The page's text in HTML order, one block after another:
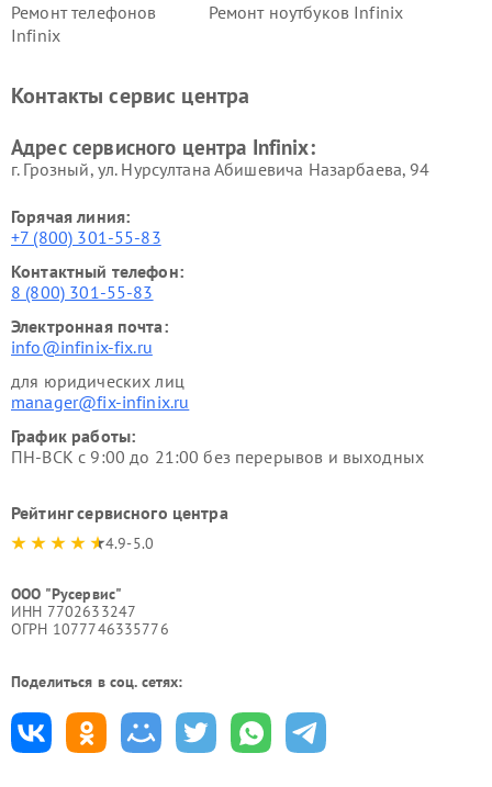
Ремонт телефонов
Infinix
Ремонт ноутбуков Infinix
Контакты сервис центра
Адрес сервисного центра Infinix:
г. Грозный, ул. Нурсултана Абишевича Назарбаева, 94
Горячая линия:
+7 (800) 301-55-83
Контактный телефон:
8 (800) 301-55-83
Электронная почта:
info@infinix-fix.ru
для юридических лиц
manager@fix-infinix.ru
График работы:
ПН-ВСК с 9:00 до 21:00 без перерывов и выходных
Рейтинг сервисного центра
4.9-5.0
ООО "Русервис"
ИНН 7702633247
ОГРН 1077746335776
Поделиться в соц. сетях: